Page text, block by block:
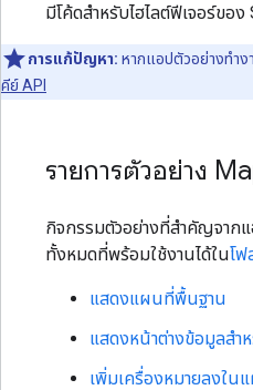
มีโค้ดสำหรับไฮไลต์ฟีเจอร์ขอ
การแก้ปัญหา: หากแอปตัวอย่างทําง
คีย์ API
รายการตัวอย่าง
กิจกรรมตัวอย่างที่สำคัญจากแ
ทั้งหมดที่พร้อมใช้งานได้ในโฟ
แสดงแผนที่พื้นฐาน
แสดงหน้าต่างข้อมูลสำ
เพิ่มเครื่องหมายลงใน